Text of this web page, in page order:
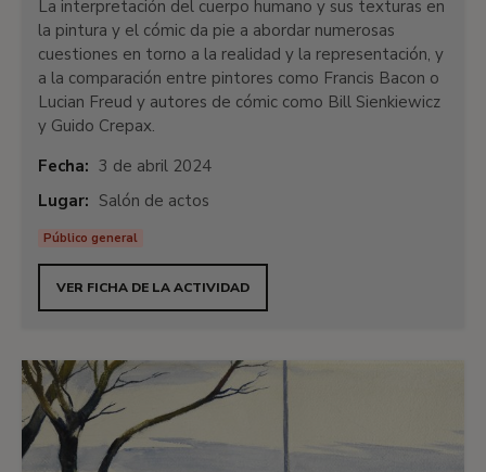
La interpretación del cuerpo humano y sus texturas en
la pintura y el cómic da pie a abordar numerosas
cuestiones en torno a la realidad y la representación, y
a la comparación entre pintores como Francis Bacon o
Lucian Freud y autores de cómic como Bill Sienkiewicz
y Guido Crepax.
Fecha: 3 de abril 2024
Lugar: Salón de actos
Público general
VER FICHA DE LA ACTIVIDAD